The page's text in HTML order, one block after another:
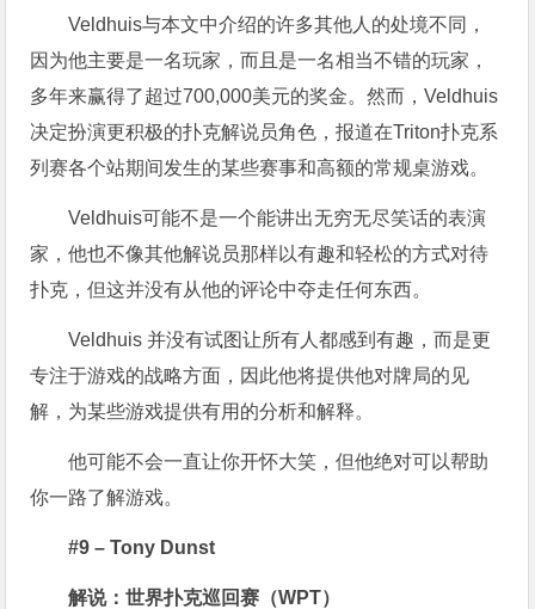
Veldhuis与本文中介绍的许多其他人的处境不同，
因为他主要是一名玩家，而且是一名相当不错的玩家，
多年来赢得了超过700,000美元的奖金。然而，Veldhuis
决定扮演更积极的扑克解说员角色，报道在Triton扑克系
列赛各个站期间发生的某些赛事和高额的常规桌游戏。
Veldhuis可能不是一个能讲出无穷无尽笑话的表演
家，他也不像其他解说员那样以有趣和轻松的方式对待
扑克，但这并没有从他的评论中夺走任何东西。
Veldhuis 并没有试图让所有人都感到有趣，而是更
专注于游戏的战略方面，因此他将提供他对牌局的见
解，为某些游戏提供有用的分析和解释。
他可能不会一直让你开怀大笑，但他绝对可以帮助
你一路了解游戏。
#9 – Tony Dunst
解说：世界扑克巡回赛（WPT）